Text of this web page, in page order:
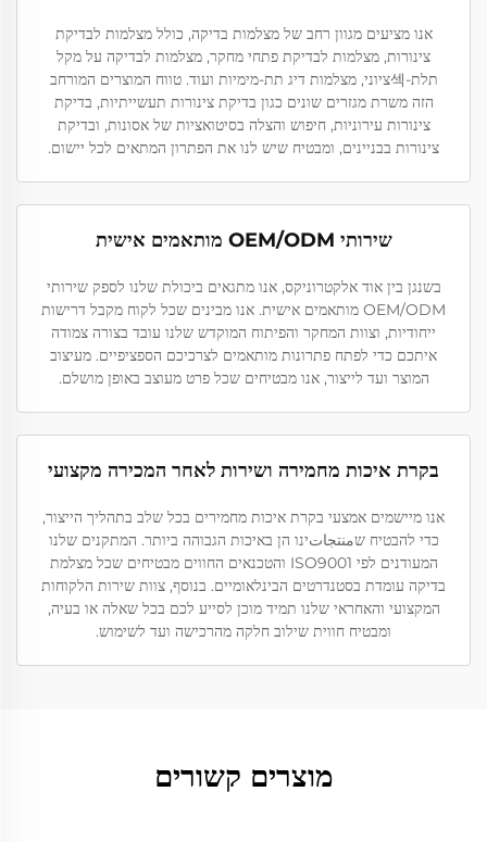
אנו מציעים מגוון רחב של מצלמות בדיקה, כולל מצלמות לבדיקת
צינורות, מצלמות לבדיקת פתחי מחקר, מצלמות לבדיקה על מקל
תלת-섹ציוני, מצלמות דיג תת-מימיות ועוד. טווח המוצרים המורחב
הזה משרת מגזרים שונים כגון בדיקת צינורות תעשייתיות, בדיקת
צינורות עירוניות, חיפוש והצלה בסיטואציות של אסונות, ובדיקת
צינורות בבניינים, ומבטיח שיש לנו את הפתרון המתאים לכל יישום.
שירותי OEM/ODM מותאמים אישית
בשנגן בין אוד אלקטרוניקס, אנו מתגאים ביכולת שלנו לספק שירותי
OEM/ODM מותאמים אישית. אנו מבינים שכל לקוח מקבל דרישות
ייחודיות, וצוות המחקר והפיתוח המוקדש שלנו עובד בצורה צמודה
איתכם כדי לפתח פתרונות מותאמים לצרכיכם הספציפיים. מעיצוב
המוצר ועד לייצור, אנו מבטיחים שכל פרט מעוצב באופן מושלם.
בקרת איכות מחמירה ושירות לאחר המכירה מקצועי
אנו מיישמים אמצעי בקרת איכות מחמירים בכל שלב בתהליך הייצור,
כדי להבטיח שمنتجاتינו הן באיכות הגבוהה ביותר. המתקנים שלנו
המעודנים לפי ISO9001 והטכנאים החווים מבטיחים שכל מצלמת
בדיקה עומדת בסטנדרטים הבינלאומיים. בנוסף, צוות שירות הלקוחות
המקצועי והאחראי שלנו תמיד מוכן לסייע לכם בכל שאלה או בעיה,
ומבטיח חווית שילוב חלקה מהרכישה ועד לשימוש.
מוצרים קשורים